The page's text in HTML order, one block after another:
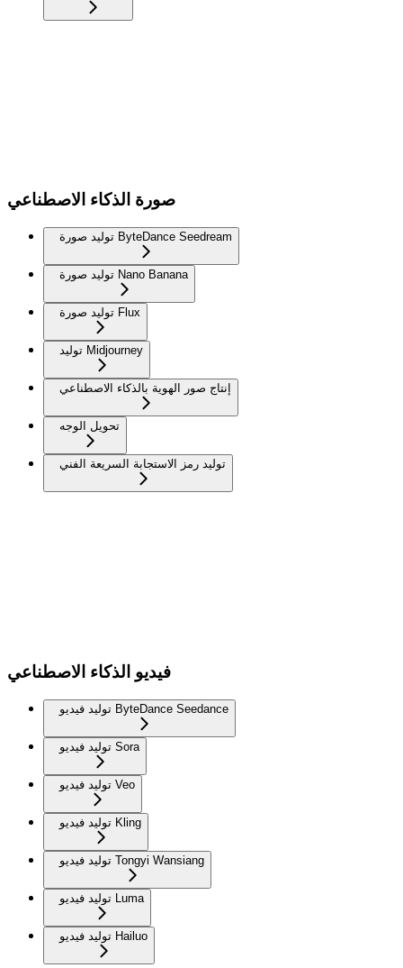
صورة الذكاء الاصطناعي
توليد صورة ByteDance Seedream
توليد صورة Nano Banana
توليد صورة Flux
توليد Midjourney
إنتاج صور الهوية بالذكاء الاصطناعي
تحويل الوجه
توليد رمز الاستجابة السريعة الفني
فيديو الذكاء الاصطناعي
توليد فيديو ByteDance Seedance
توليد فيديو Sora
توليد فيديو Veo
توليد فيديو Kling
توليد فيديو Tongyi Wansiang
توليد فيديو Luma
توليد فيديو Hailuo